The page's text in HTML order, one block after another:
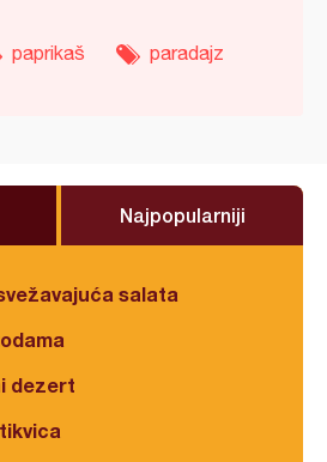
paprikaš
paradajz
Najpopularniji
salata
dezert